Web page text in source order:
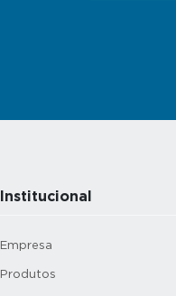
Institucional
Empresa
Produtos